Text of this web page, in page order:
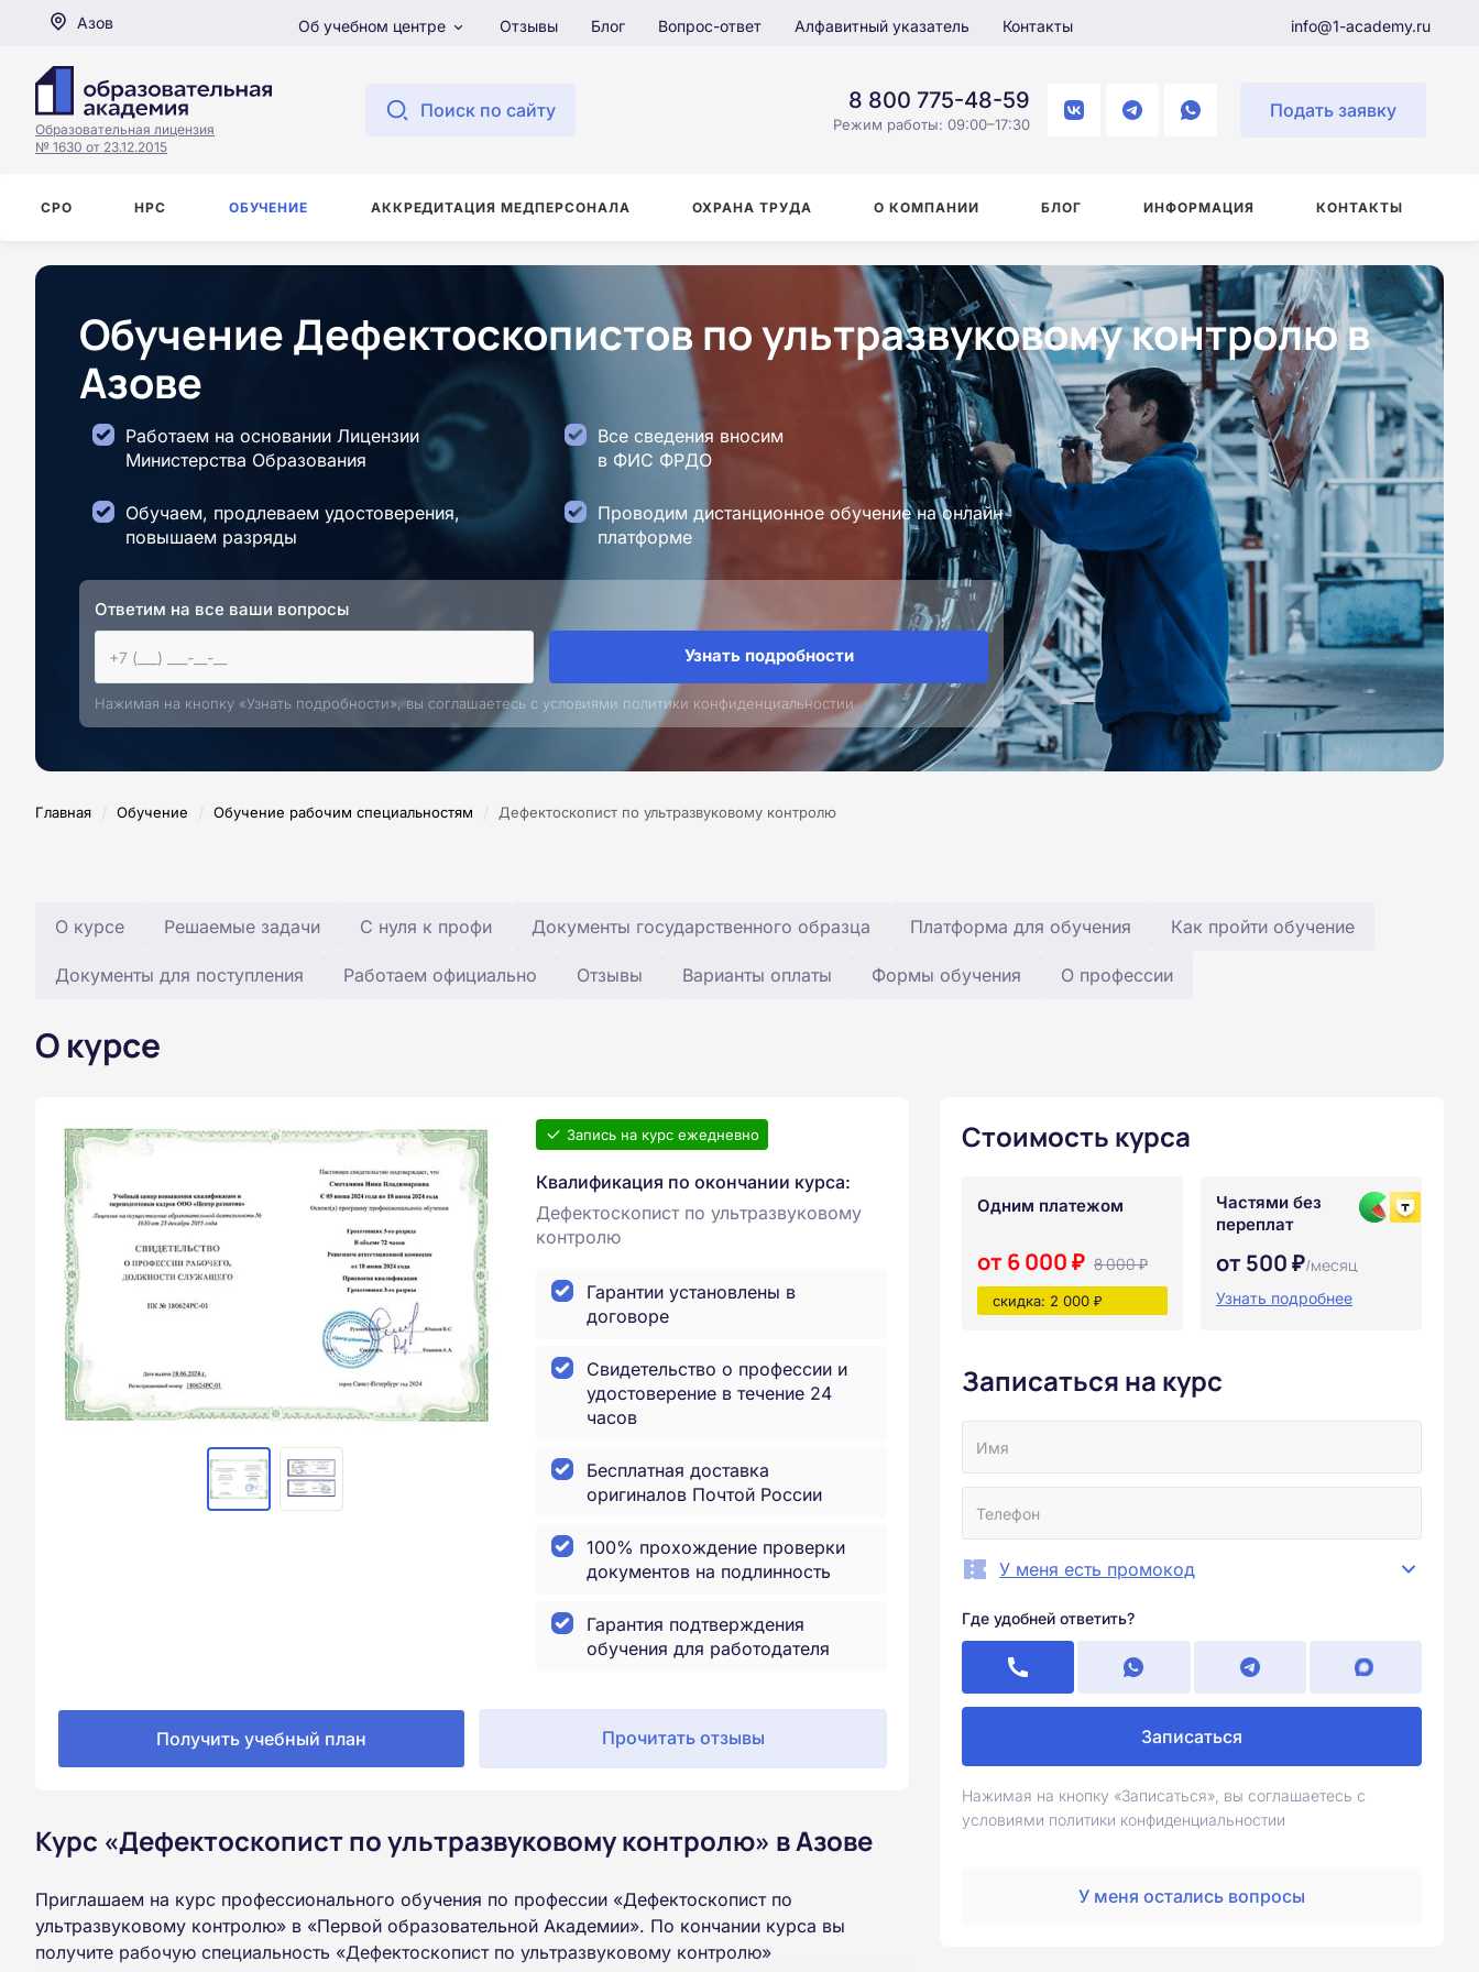
Азов Об учебном центре Отзывы Блог Вопрос-ответ Алфавитный указатель Контакты info@1-academy.ru
Образовательная лицензия
№ 1630 от 23.12.2015
Поиск по сайту 8 800 775-48-59
Режим работы: 09:00–17:30
Подать заявку
СРО НРС ОБУЧЕНИЕ АККРЕДИТАЦИЯ МЕДПЕРСОНАЛА ОХРАНА ТРУДА О КОМПАНИИ БЛОГ ИНФОРМАЦИЯ КОНТАКТЫ
Обучение Дефектоскопистов по ультразвуковому контролю в
Азове
Работаем на основании Лицензии
Министерства Образования
Все сведения вносим
в ФИС ФРДО
Обучаем, продлеваем удостоверения,
повышаем разряды
Проводим дистанционное обучение на онлайн
платформе
Ответим на все ваши вопросы
Узнать подробности
Нажимая на кнопку «Узнать подробности», вы соглашаетесь с условиями политики конфиденциальностии
Главная / Обучение / Обучение рабочим специальностям / Дефектоскопист по ультразвуковому контролю
О курсе Решаемые задачи С нуля к профи Документы государственного образца Платформа для обучения Как пройти обучение
Документы для поступления Работаем официально Отзывы Варианты оплаты Формы обучения О профессии
О курсе
Запись на курс ежедневно
Квалификация по окончании курса:
Дефектоскопист по ультразвуковому
контролю
Гарантии установлены в
договоре
Свидетельство о профессии и
удостоверение в течение 24
часов
Бесплатная доставка
оригиналов Почтой России
100% прохождение проверки
документов на подлинность
Гарантия подтверждения
обучения для работодателя
Получить учебный план Прочитать отзывы
Курс «Дефектоскопист по ультразвуковому контролю» в Азове
Приглашаем на курс профессионального обучения по профессии «Дефектоскопист по
ультразвуковому контролю» в «Первой образовательной Академии». По кончании курса вы
получите рабочую специальность «Дефектоскопист по ультразвуковому контролю»
Стоимость курса
Одним платежом
от 6 000 ₽ 8 000 ₽
скидка: 2 000 ₽
Частями без
переплат
от 500 ₽/месяц
Узнать подробнее
Записаться на курс
У меня есть промокод
Где удобней ответить?
Записаться
Нажимая на кнопку «Записаться», вы соглашаетесь с
условиями политики конфиденциальностии
У меня остались вопросы